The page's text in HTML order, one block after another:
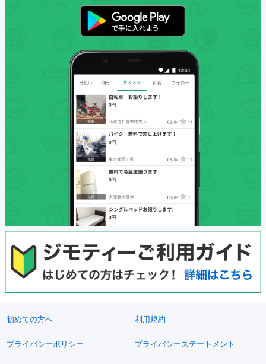
初めての方へ 利用規約
プライバシーポリシー プライバシーステートメント